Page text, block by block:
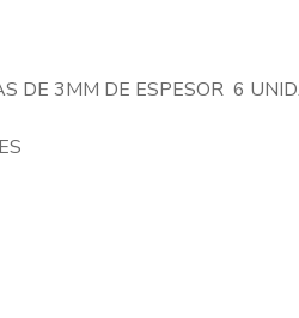
DE 3MM DE ESPESOR 6